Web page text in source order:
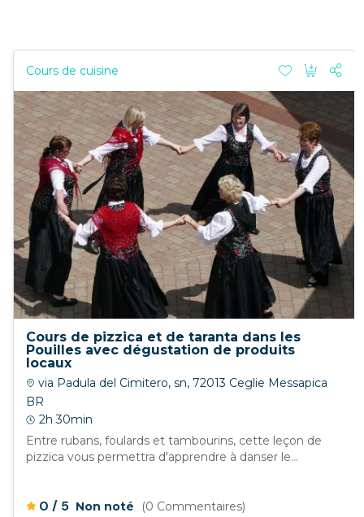
Cours de cuisine
Cours de pizzica et de taranta dans les
Pouilles avec dégustation de produits
locaux
via Padula del Cimitero, sn, 72013 Ceglie Messapica
BR
2h 30min
Entre rubans, foulards et tambourins, cette leçon de
pizzica vous permettra d'apprendre à danser le...
0 /5 Non noté (0 Commentaires)